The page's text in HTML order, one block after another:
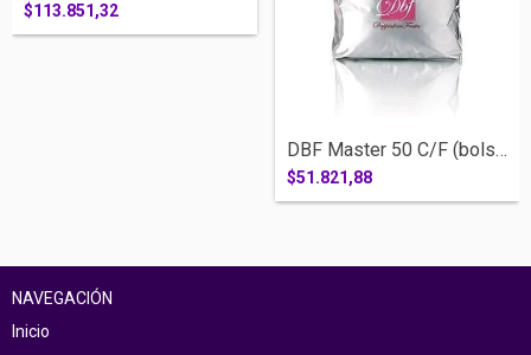
$113.851,32
DBF Master 50 C/F (bolsa x 2 kilos)
$51.821,88
NAVEGACIÓN
Inicio